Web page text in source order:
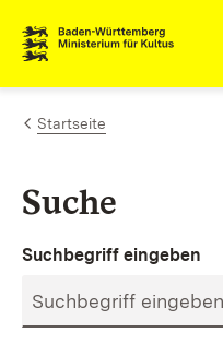
Zum Inhalt springen
Link zur Startseite
Startseite
Suche
Suchbegriff eingeben